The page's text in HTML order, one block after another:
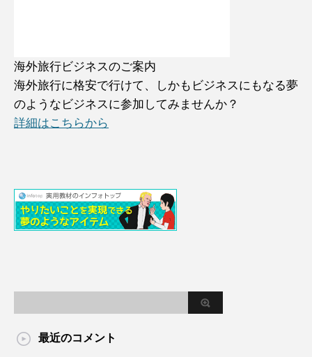
海外旅行ビジネスのご案内
海外旅行に格安で行けて、しかもビジネスにもなる夢
のようなビジネスに参加してみませんか？
詳細はこちらから
最近のコメント